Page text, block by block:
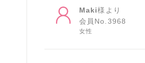
Maki様より
会員No.3968
女性